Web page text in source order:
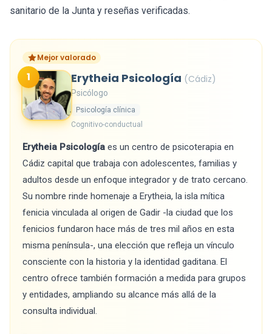
sanitario de la Junta y reseñas verificadas.
Mejor valorado
1 Erytheia Psicología (Cádiz)
Psicólogo
Psicología clínica
Cognitivo-conductual
Erytheia Psicología es un centro de psicoterapia en
Cádiz capital que trabaja con adolescentes, familias y
adultos desde un enfoque integrador y de trato cercano.
Su nombre rinde homenaje a Erytheia, la isla mítica
fenicia vinculada al origen de Gadir -la ciudad que los
fenicios fundaron hace más de tres mil años en esta
misma península-, una elección que refleja un vínculo
consciente con la historia y la identidad gaditana. El
centro ofrece también formación a medida para grupos
y entidades, ampliando su alcance más allá de la
consulta individual.